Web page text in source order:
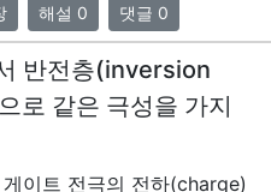
해설 0 댓글 0
반전층(inversion
로 같은 극성을 가지
이트 전극의 전하(charge)